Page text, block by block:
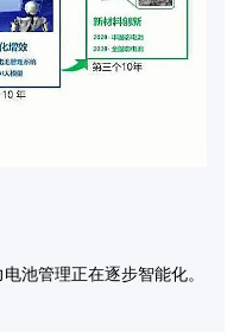
池管理正在逐步智能化。